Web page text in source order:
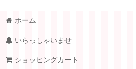
ホーム
いらっしゃいませ
ショッピングカート